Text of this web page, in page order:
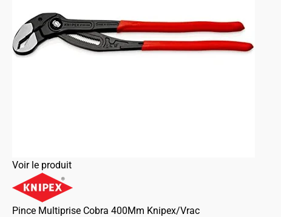
Voir le produit
Pince Multiprise Cobra 400Mm Knipex/Vrac